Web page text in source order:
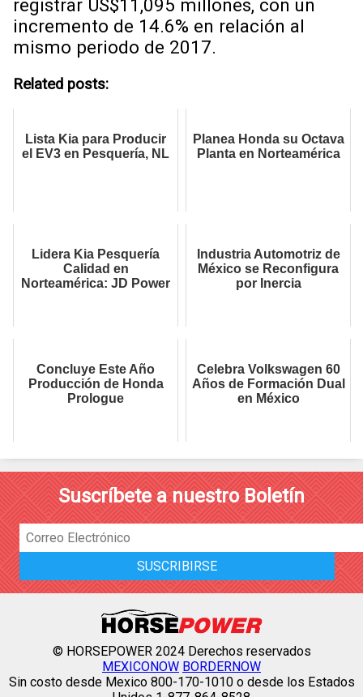
registrar US$11,095 millones, con un
incremento de 14.6% en relación al
mismo periodo de 2017.
Related posts:
Lista Kia para Producir
el EV3 en Pesquería, NL
Planea Honda su Octava
Planta en Norteamérica
Lidera Kia Pesquería
Calidad en
Norteamérica: JD Power
Industria Automotriz de
México se Reconfigura
por Inercia
Concluye Este Año
Producción de Honda
Prologue
Celebra Volkswagen 60
Años de Formación Dual
en México
Suscríbete a nuestro Boletín
© HORSEPOWER 2024 Derechos reservados
MEXICONOW BORDERNOW
Sin costo desde Mexico 800-170-1010 o desde los Estados